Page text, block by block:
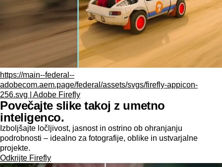
https://main--federal--
adobecom.aem.page/federal/assets/svgs/firefly-appicon-
256.svg | Adobe Firefly
Povečajte slike takoj z umetno
inteligenco.
Izboljšajte ločljivost, jasnost in ostrino ob ohranjanju
podrobnosti – idealno za fotografije, oblike in ustvarjalne
projekte.
Odkrijte Firefly